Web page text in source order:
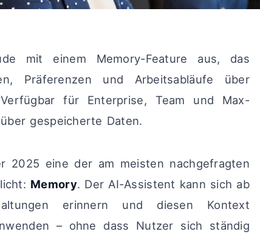
mit einem Memory-Feature aus, das
Präferenzen und Arbeitsabläufe über
für Enterprise, Team und Max-
gespeicherte Daten.
2025 eine der am meisten nachgefragten
Memory. Der AI-Assistent kann sich ab
erinnern und diesen Kontext
– ohne dass Nutzer sich ständig